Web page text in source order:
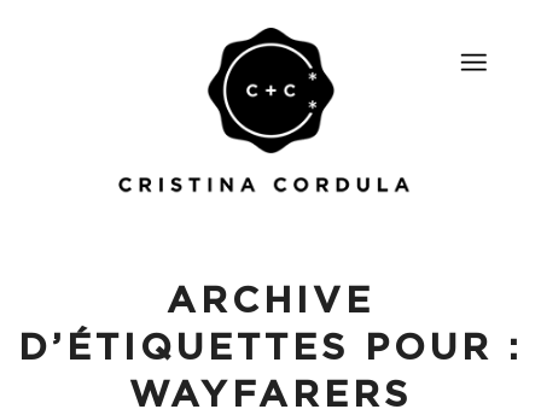
ARCHIVE
D’ÉTIQUETTES POUR :
WAYFARERS